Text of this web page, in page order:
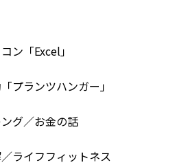
ン「Excel」
プランツハンガー」
グ／お金の話
ライフフィットネス